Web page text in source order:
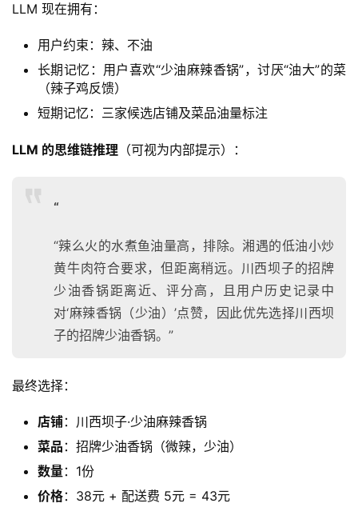
实
运
营
LLM 现在拥有：
用户约束：辣、不油
长期记忆：用户喜欢“少油麻辣香锅”，讨厌“油大”的菜
（辣子鸡反馈）
短期记忆：三家候选店铺及菜品油量标注
LLM 的思维链推理 （可视为内部提示）：
“
“辣么火的水煮鱼油量高，排除。湘遇的低油小炒
黄牛肉符合要求，但距离稍远。川西坝子的招牌
少油香锅距离近、评分高，且用户历史记录中
对‘麻辣香锅（少油）’点赞，因此优先选择川西坝
子的招牌少油香锅。”
最终选择：
店铺：川西坝子·少油麻辣香锅
菜品 ：招牌少油香锅（微辣，少油）
数量：1份
价格：38元 + 配送费 5元 = 43元